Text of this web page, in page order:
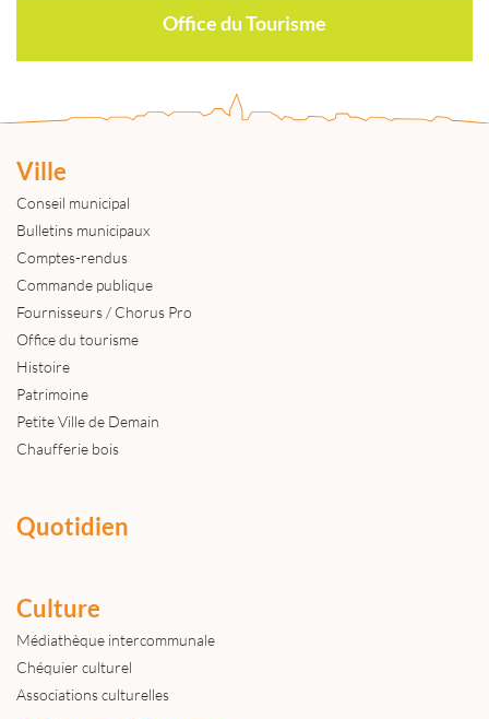
Office du Tourisme
Ville
Conseil municipal
Bulletins municipaux
Comptes-rendus
Commande publique
Fournisseurs / Chorus Pro
Office du tourisme
Histoire
Patrimoine
Petite Ville de Demain
Chaufferie bois
Quotidien
Culture
Médiathèque intercommunale
Chéquier culturel
Associations culturelles